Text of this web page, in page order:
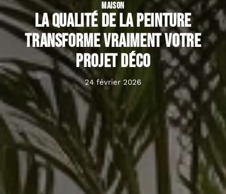
MAISON
La qualité de la peinture
transforme vraiment votre
projet déco
24 février 2026